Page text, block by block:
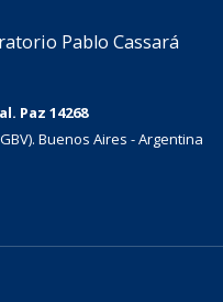
Pablo Cassará
Paz 14268
Buenos Aires - Argentina